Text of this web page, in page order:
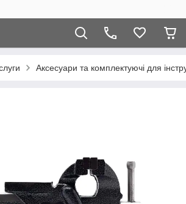
Аксесуари та комплектуючі для